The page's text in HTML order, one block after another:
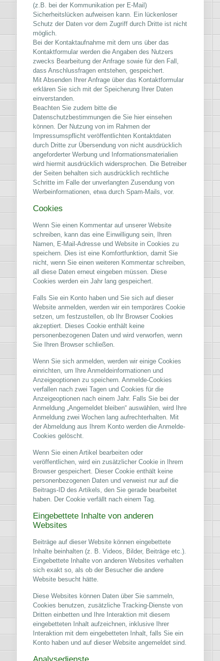
(z.B. bei der Kommunikation per E-Mail)
Sicherheitslücken aufweisen kann. Ein lückenloser
Schutz der Daten vor dem Zugriff durch Dritte ist nicht
möglich.
Bei der Kontaktaufnahme mit dem uns über das
Kontaktformular werden die Angaben des Nutzers
zwecks Bearbeitung der Anfrage sowie für den Fall,
dass Anschlussfragen entstehen, gespeichert.
Mit Absenden Ihrer Anfrage über das Kontaktformular
erklären Sie sich mit der Speicherung Ihrer Daten
einverstanden.
Beachten Sie zudem bitte die
Datenschutzbestimmungen die Sie hier einsehen
können. Der Nutzung von im Rahmen der
Impressumspflicht veröffentlichten Kontaktdaten
durch Dritte zur Übersendung von nicht ausdrücklich
angeforderter Werbung und Informationsmaterialien
wird hiermit ausdrücklich widersprochen. Die Betreiber
der Seiten behalten sich ausdrücklich rechtliche
Schritte im Falle der unverlangten Zusendung von
Werbeinformationen, etwa durch Spam-Mails, vor.
Cookies
Wenn Sie einen Kommentar auf unserer Website
schreiben, kann das eine Einwilligung sein, Ihren
Namen, E-Mail-Adresse und Website in Cookies zu
speichern. Dies ist eine Komfortfunktion, damit Sie
nicht, wenn Sie einen weiteren Kommentar schreiben,
all diese Daten erneut eingeben müssen. Diese
Cookies werden ein Jahr lang gespeichert.
Falls Sie ein Konto haben und Sie sich auf dieser
Website anmelden, werden wir ein temporäres Cookie
setzen, um festzustellen, ob Ihr Browser Cookies
akzeptiert. Dieses Cookie enthält keine
personenbezogenen Daten und wird verworfen, wenn
Sie Ihren Browser schließen.
Wenn Sie sich anmelden, werden wir einige Cookies
einrichten, um Ihre Anmeldeinformationen und
Anzeigeoptionen zu speichern. Anmelde-Cookies
verfallen nach zwei Tagen und Cookies für die
Anzeigeoptionen nach einem Jahr. Falls Sie bei der
Anmeldung „Angemeldet bleiben“ auswählen, wird Ihre
Anmeldung zwei Wochen lang aufrechterhalten. Mit
der Abmeldung aus Ihrem Konto werden die Anmelde-
Cookies gelöscht.
Wenn Sie einen Artikel bearbeiten oder
veröffentlichen, wird ein zusätzlicher Cookie in Ihrem
Browser gespeichert. Dieser Cookie enthält keine
personenbezogenen Daten und verweist nur auf die
Beitrags-ID des Artikels, den Sie gerade bearbeitet
haben. Der Cookie verfällt nach einem Tag.
Eingebettete Inhalte von anderen
Websites
Beiträge auf dieser Website können eingebettete
Inhalte beinhalten (z. B. Videos, Bilder, Beiträge etc.).
Eingebettete Inhalte von anderen Websites verhalten
sich exakt so, als ob der Besucher die andere
Website besucht hätte.
Diese Websites können Daten über Sie sammeln,
Cookies benutzen, zusätzliche Tracking-Dienste von
Dritten einbetten und Ihre Interaktion mit diesem
eingebetteten Inhalt aufzeichnen, inklusive Ihrer
Interaktion mit dem eingebetteten Inhalt, falls Sie ein
Konto haben und auf dieser Website angemeldet sind.